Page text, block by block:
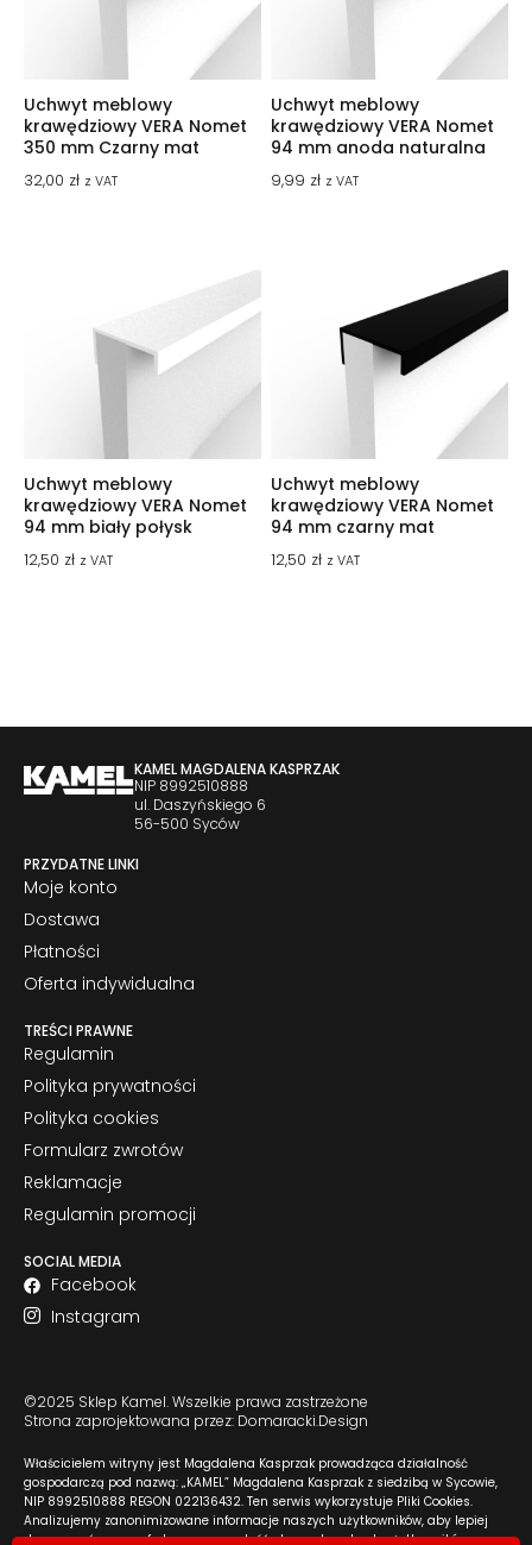
Uchwyt meblowy
krawędziowy VERA Nomet
350 mm Czarny mat
32,00 zł z VAT
Uchwyt meblowy
krawędziowy VERA Nomet
94 mm anoda naturalna
9,99 zł z VAT
Uchwyt meblowy
krawędziowy VERA Nomet
94 mm biały połysk
12,50 zł z VAT
Uchwyt meblowy
krawędziowy VERA Nomet
94 mm czarny mat
12,50 zł z VAT
KAMEL MAGDALENA KASPRZAK
NIP 8992510888
ul. Daszyńskiego 6
56-500 Syców
PRZYDATNE LINKI
Moje konto
Dostawa
Płatności
Oferta indywidualna
TREŚCI PRAWNE
Regulamin
Polityka prywatności
Polityka cookies
Formularz zwrotów
Reklamacje
Regulamin promocji
SOCIAL MEDIA
Facebook
Instagram
©2025 Sklep Kamel. Wszelkie prawa zastrzeżone
Strona zaprojektowana przez: Domaracki.Design
Właścicielem witryny jest Magdalena Kasprzak prowadząca działalność
gospodarczą pod nazwą: „KAMEL” Magdalena Kasprzak z siedzibą w Sycowie,
NIP 8992510888 REGON 022136432. Ten serwis wykorzystuje Pliki Cookies.
Analizujemy zanonimizowane informacje naszych użytkowników, aby lepiej
dopasować naszą ofertę oraz zawartość strony do potrzeb użytkowników.